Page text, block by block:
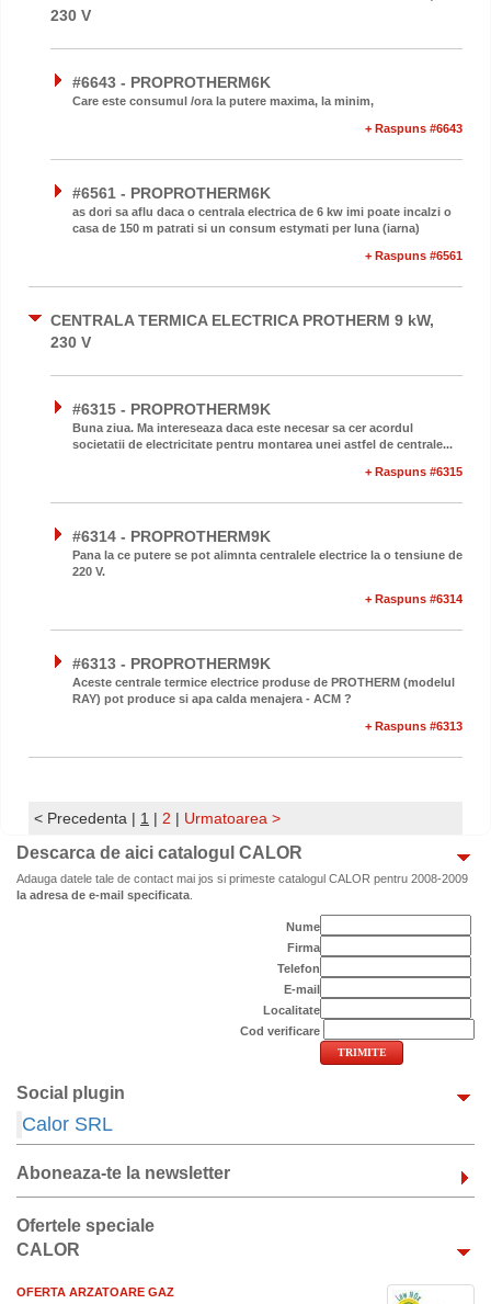
230 V
#6643 - PROPROTHERM6K
Care este consumul /ora la putere maxima, la minim,
+ Raspuns #6643
#6561 - PROPROTHERM6K
as dori sa aflu daca o centrala electrica de 6 kw imi poate incalzi o
casa de 150 m patrati si un consum estymati per luna (iarna)
+ Raspuns #6561
CENTRALA TERMICA ELECTRICA PROTHERM 9 kW,
230 V
#6315 - PROPROTHERM9K
Buna ziua. Ma intereseaza daca este necesar sa cer acordul
societatii de electricitate pentru montarea unei astfel de centrale...
+ Raspuns #6315
#6314 - PROPROTHERM9K
Pana la ce putere se pot alimnta centralele electrice la o tensiune de
220 V.
+ Raspuns #6314
#6313 - PROPROTHERM9K
Aceste centrale termice electrice produse de PROTHERM (modelul
RAY) pot produce si apa calda menajera - ACM ?
+ Raspuns #6313
< Precedenta | 1 | 2 | Urmatoarea >
Descarca de aici catalogul CALOR
Adauga datele tale de contact mai jos si primeste catalogul CALOR pentru 2008-2009
la adresa de e-mail specificata
Nume
Firma
Telefon
E-mail
Localitate
Cod verificare
Social plugin
Calor SRL
Aboneaza-te la newsletter
Ofertele speciale
CALOR
OFERTA ARZATOARE GAZ